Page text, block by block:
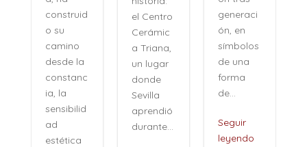
construid
o su
camino
desde la
constanc
ia, la
sensibilid
ad
estética
el Centro
Cerámic
a Triana,
un lugar
donde
Sevilla
aprendió
durante...
generaci
ón, en
símbolos
de una
forma
de...
Seguir
leyendo